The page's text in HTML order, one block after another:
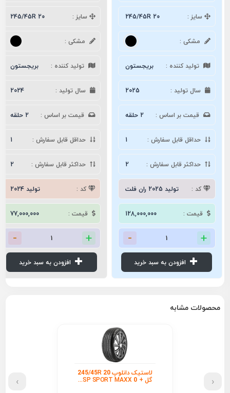
سایز : 245/45R 20
مشکی :
تولید کننده : بریجستون
سال تولید : 2025
قیمت بر اساس : 2 حلقه
حداقل قابل سفارش : 1
حداکثر قابل سفارش : 2
کد : تولید 2025 ران فلت
قیمت : 128,000,000
سایز : 245/45R 20
مشکی :
تولید کننده : بریجستون
سال تولید : 2024
قیمت بر اساس : 2 حلقه
حداقل قابل سفارش : 1
حداکثر قابل سفارش : 2
کد : تولید 2024
قیمت : 77,000,000
محصولات مشابه
لاستیک دانلوپ 245/45R 20
گل + SP SPORT MAXX 0... ‹
›